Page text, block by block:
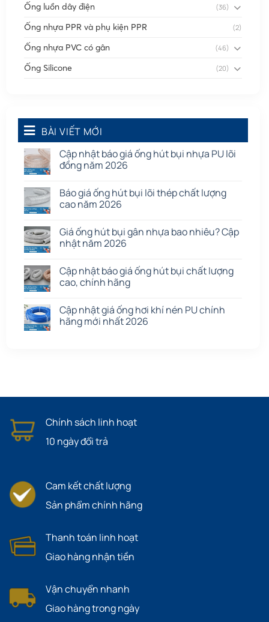
Ống luồn dây điện (36)
Ống nhựa PPR và phụ kiện PPR (2)
Ống nhựa PVC có gân (46)
Ống Silicone (20)
Quạt dân dụng
Tấm cao su (7)
BÀI VIẾT MỚI
Cập nhật báo giá ống hút bụi nhựa PU lõi
đồng năm 2026
Báo giá ống hút bụi lõi thép chất lượng
cao năm 2026
Giá ống hút bụi gân nhựa bao nhiêu? Cập
nhật năm 2026
Cập nhật báo giá ống hút bụi chất lượng
cao, chính hãng
Cập nhật giá ống hơi khí nén PU chính
hãng mới nhất 2026
Chính sách linh hoạt
10 ngày đổi trả
Cam kết chất lượng
Sản phẩm chính hãng
Thanh toán linh hoạt
Giao hàng nhận tiền
Vận chuyển nhanh
Giao hàng trong ngày